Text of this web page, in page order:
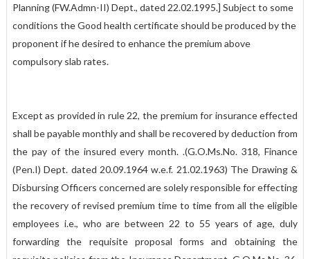
Planning (FW.Admn-II) Dept., dated 22.02.1995.] Subject to some
conditions the Good health certificate should be produced by the
proponent if he desired to enhance the premium above
compulsory slab rates.
Except as provided in rule 22, the premium for insurance effected
shall be payable monthly and shall be recovered by deduction from
the pay of the insured every month. .(G.O.Ms.No. 318, Finance
(Pen.I) Dept. dated 20.09.1964 w.e.f. 21.02.1963) The Drawing &
Disbursing Officers concerned are solely responsible for effecting
the recovery of revised premium time to time from all the eligible
employees i.e., who are between 22 to 55 years of age, duly
forwarding the requisite proposal forms and obtaining the